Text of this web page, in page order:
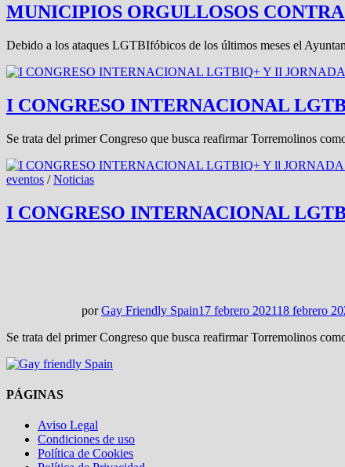
MUNICIPIOS ORGULLOSOS
Debido a los ataques LGTBIfóbicos de los últimos meses el
I CONGRESO INTERNACIONAL
Se trata del primer Congreso que busca reafirmar Torremolinos
eventos /Noticias
I CONGRESO INTERNACIONAL
porGay Friendly Spain17 febrero 202118 febrero
Se trata del primer Congreso que busca reafirmar Torremolinos
PÁGINAS
Aviso Legal
Condiciones de uso
Política de Cookies